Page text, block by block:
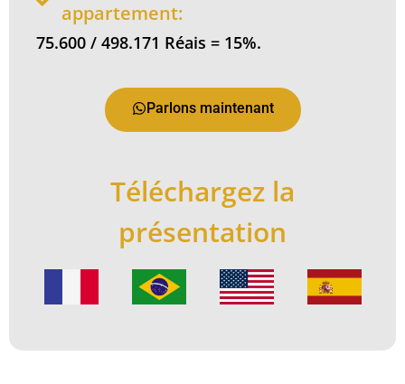
appartement:
75.600 / 498.171 Réais = 15%.
Parlons maintenant
Téléchargez la
présentation